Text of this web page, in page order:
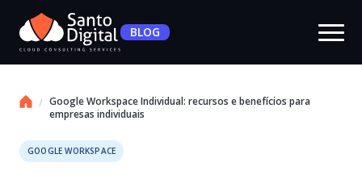
BLOG
Google Workspace Individual: recursos e benefícios para
empresas individuais
GOOGLE WORKSPACE